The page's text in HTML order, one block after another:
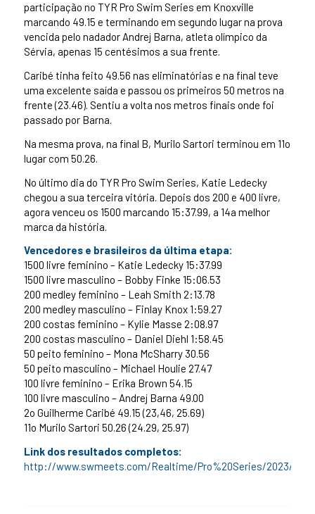
participação no TYR Pro Swim Series em Knoxville
marcando 49.15 e terminando em segundo lugar na prova
vencida pelo nadador Andrej Barna, atleta olímpico da
Sérvia, apenas 15 centésimos a sua frente.
Caribé tinha feito 49.56 nas eliminatórias e na final teve
uma excelente saída e passou os primeiros 50 metros na
frente (23.46). Sentiu a volta nos metros finais onde foi
passado por Barna.
Na mesma prova, na final B, Murilo Sartori terminou em 11o
lugar com 50.26.
No último dia do TYR Pro Swim Series, Katie Ledecky
chegou a sua terceira vitória. Depois dos 200 e 400 livre,
agora venceu os 1500 marcando 15:37.99, a 14a melhor
marca da história.
Vencedores e brasileiros da última etapa:
1500 livre feminino – Katie Ledecky 15:37.99
1500 livre masculino – Bobby Finke 15:06.53
200 medley feminino – Leah Smith 2:13.78
200 medley masculino – Finlay Knox 1:59.27
200 costas feminino – Kylie Masse 2:08.97
200 costas masculino – Daniel Diehl 1:58.45
50 peito feminino – Mona McSharry 30.56
50 peito masculino – Michael Houlie 27.47
100 livre feminino – Erika Brown 54.15
100 livre masculino – Andrej Barna 49.00
2o Guilherme Caribé 49.15 (23,46, 25.69)
11o Murilo Sartori 50.26 (24.29, 25.97)
Link dos resultados completos:
http://www.swmeets.com/Realtime/Pro%20Series/2023/